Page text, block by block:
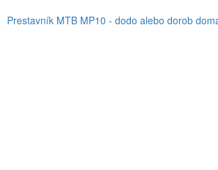
Prestavník MTB MP10 - dodo alebo dorob